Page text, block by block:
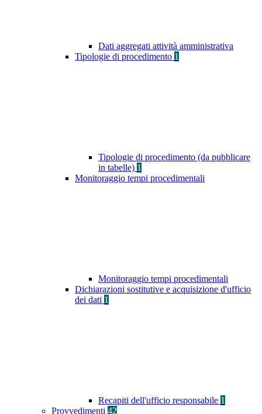
Dati aggregati attività amministrativa
Tipologie di procedimento 1
Tipologie di procedimento (da pubblicare
in tabelle) 1
Monitoraggio tempi procedimentali
Monitoraggio tempi procedimentali
Dichiarazioni sostitutive e acquisizione d'ufficio
dei dati 1
Recapiti dell'ufficio responsabile 1
Provvedimenti 42